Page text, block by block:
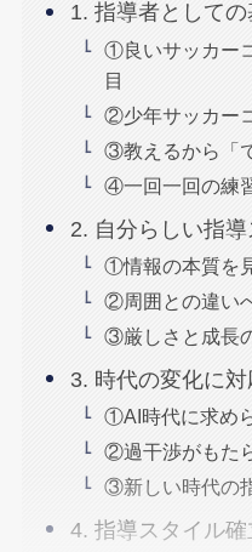
1. 指導者として
①良いサッカー
目
②少年サッカー
③教えるから「
④一回一回の練
2. 自分らしい指
①情報の本質を
②周囲との違い
③厳しさと成長
3. 時代の変化に
①AI時代に求め
②過干渉がもた
③新しい時代の
4. 指導スタイル